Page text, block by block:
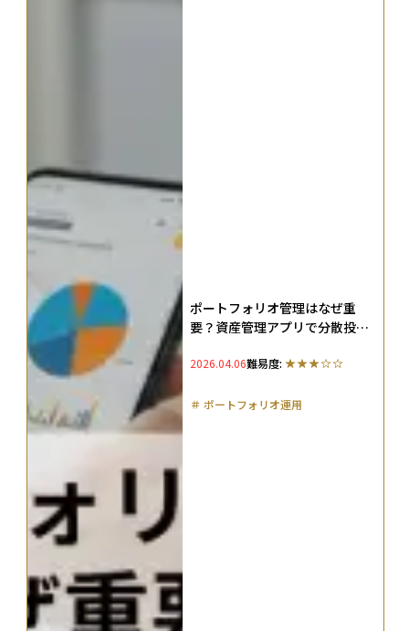
ポートフォリオ管理はなぜ重
要？資産管理アプリで分散投資
2026.04.06難易度:
＃ ポートフォリオ運用